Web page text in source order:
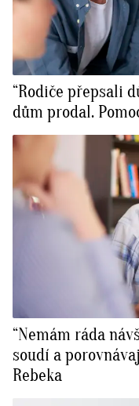
“Rodiče přepsali
dům prodal.
“Nemám ráda
soudí a
Rebeka